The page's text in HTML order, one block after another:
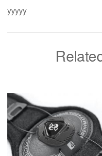
yyyyy